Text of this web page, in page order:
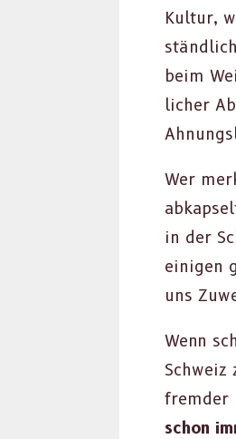
Kul­tur,
beim
lich­er
Wer
in der
eini­gen
uns
Wenn
fremder
schon